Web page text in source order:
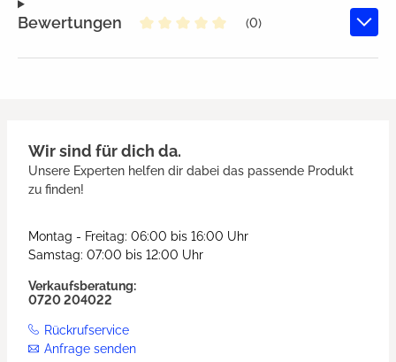
Bewertungen
(0)
Wir sind für dich da.
Unsere Experten helfen dir dabei das passende Produkt
zu finden!
Montag - Freitag: 06:00 bis 16:00 Uhr
Samstag: 07:00 bis 12:00 Uhr
Verkaufsberatung:
0720 204022
Rückrufservice
Anfrage senden